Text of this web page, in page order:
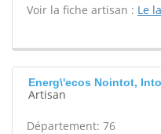
Voir la fiche artisan : Le
Energ\'ecos Nointot,
Artisan
Département: 76